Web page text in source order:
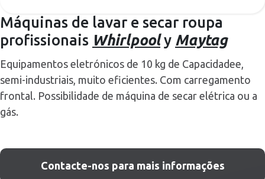
Máquinas de lavar e secar roupa
profissionais Whirlpooly Maytag
Equipamentos eletrónicos de 10 kg de Capacidadee,
semi-industriais, muito eficientes. Com carregamento
frontal. Possibilidade de máquina de secar elétrica ou a
gás.
Contacte-nos para mais informações